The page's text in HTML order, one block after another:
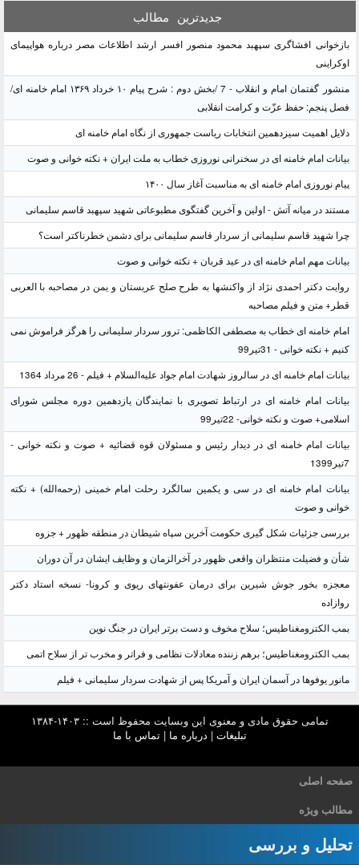
جدیدترین مطالب
بازخوانی افشاگری سپهبد محمود منصور افسر ارشد اطلاعات مصر درباره هواپیمای
اوکراینی
منشور گفتمان امام و انقلاب - 7 /بخش دوم : شرح پیام ۱۰ خرداد ۱۳۶۹ امام خامنه ای/
فصل پنجم: حفظ عزّت و کرامت انقلابی
دلایل اهمیت سیزدهمین انتخابات ریاست جمهوری از نگاه امام خامنه ای
بیانات امام خامنه ای در سخنرانی نوروزی خطاب به ملت ایران + نکته خوانی و صوت
پیام نوروزی امام خامنه ای به مناسبت آغاز سال ۱۴۰۰
مستند در میانه آتش - اولین و آخرین گفتگوی مطبوعاتی شهید سپهبد قاسم سلیمانی
چرا شهید قاسم سلیمانی از سردار قاسم سلیمانی برای دشمن خطرناکتر است؟
بیانات مهم امام خامنه ای در عید قربان + نکته خوانی و صوت
روایت دکتر احمدی نژاد از واکنشها به طرح صلح عربستان و یمن در مصاحبه با العربی
قطر+ متن و فیلم مصاحبه
امام خامنه ای خطاب به مصطفی الکاظمی: ترور سردار سلیمانی را هرگز فراموش نمی
کنیم + نکته خوانی - 31تیر99
بیانات امام خامنه ای در سالروز شهادت امام جواد علیه‌السلام + فیلم - 26 مرداد 1364
بیانات امام خامنه ای در ارتباط تصویری با نمایندگان یازدهمین دوره مجلس شورای
اسلامی+ صوت و نکته خوانی- 22تیر99
بیانات امام خامنه ای در دیدار رئیس و مسئولان قوه قضائیه + صوت و نکته خوانی -
7تیر1399
بیانات امام خامنه ای در سی و یکمین سالگرد رحلت امام خمینی (رحمه‌الله) + نکته
خوانی و صوت
بررسی جزئیات شکل گیری حکومت آخرین سپاه شیطان در منطقه ظهور + جزوه
شأن و فضیلت منتظران واقعی ظهور در آخرالزمان و وظایف ایشان در آن دوران
معجزه بخور جوش شیرین برای درمان عفونتهای ریوی و کرونا- نسخه استاد دکتر
روازاده
بمب الکترومغناطیس؛ سلاح مخوف و دست برتر ایران در جنگ نوین
بمب الکترومغناطیس؛ برهم زننده معادلات نظامی و فراتر و مخرب تر از سلاح اتمی
مانور یوفوها در آسمان ایران و آمریکا پس از شهادت سردار سلیمانی + فیلم
تمامی حقوق مادی و معنوی این وبسایت محفوظ است :: ۱۴۰۳-۱۳۸۴
تبلیغات | درباره ما |تماس با ما
صفحه اصلی
مطالب ویژه
تحلیل و بررسی